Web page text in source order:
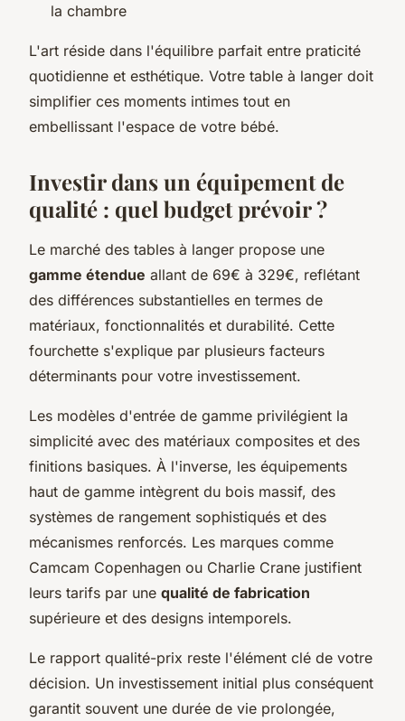
la chambre
L'art réside dans l'équilibre parfait entre praticité
quotidienne et esthétique. Votre table à langer doit
simplifier ces moments intimes tout en
embellissant l'espace de votre bébé.
Investir dans un équipement de
qualité : quel budget prévoir ?
Le marché des tables à langer propose une
gamme étendue allant de 69€ à 329€, reflétant
des différences substantielles en termes de
matériaux, fonctionnalités et durabilité. Cette
fourchette s'explique par plusieurs facteurs
déterminants pour votre investissement.
Les modèles d'entrée de gamme privilégient la
simplicité avec des matériaux composites et des
finitions basiques. À l'inverse, les équipements
haut de gamme intègrent du bois massif, des
systèmes de rangement sophistiqués et des
mécanismes renforcés. Les marques comme
Camcam Copenhagen ou Charlie Crane justifient
leurs tarifs par une qualité de fabrication
supérieure et des designs intemporels.
Le rapport qualité-prix reste l'élément clé de votre
décision. Un investissement initial plus conséquent
garantit souvent une durée de vie prolongée,